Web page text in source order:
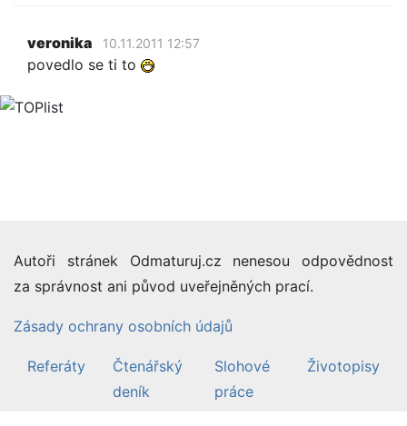
veronika 10.11.2011 12:57
povedlo se ti to
Autoři stránek Odmaturuj.cz nenesou odpovědnost
za správnost ani původ uveřejněných prací.
Zásady ochrany osobních údajů
Referáty
Čtenářský
deník
Slohové
práce
Životopisy